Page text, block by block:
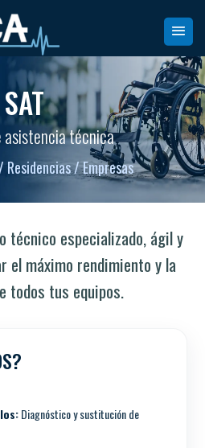
SAT
asistencia técnica
Residencias / Empresas
técnico especializado, ágil y
el máximo rendimiento y la
todos tus equipos.
Diagnóstico y sustitución de